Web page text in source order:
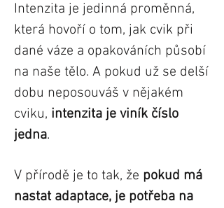
Intenzita je jedinná proměnná,
která hovoří o tom, jak cvik při
dané váze a opakováních působí
na naše tělo. A pokud už se delší
dobu neposouváš v nějakém
cviku, intenzita je viník číslo
jedna.
V přírodě je to tak, že pokud má
nastat adaptace, je potřeba na